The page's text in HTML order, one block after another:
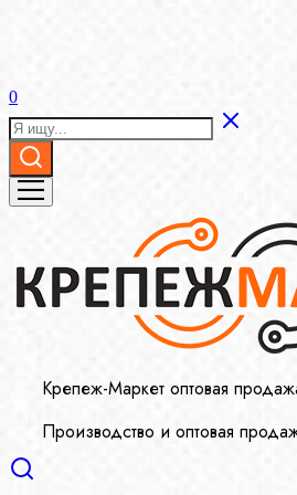
0
Крепеж-Маркет оптовая
Производство и оптовая